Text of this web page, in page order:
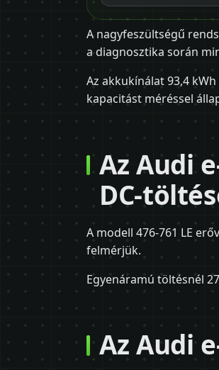
A nagyfeszültségű
a diagnosztika során
Az akkukínálat 93,4
kapacitást méréssel
Az Audi
DC-
A modell 476-761 LE
felmérjük.
Egyenáramú töltésnél
Az Audi